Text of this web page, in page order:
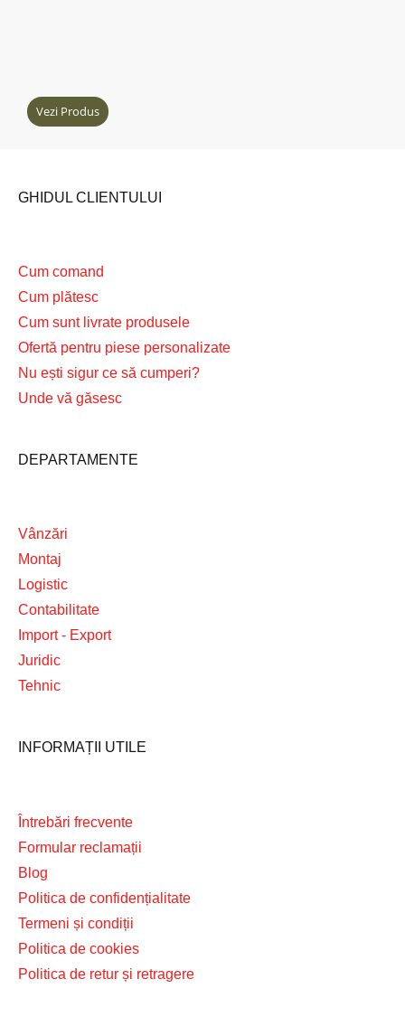
Vezi Produs
GHIDUL CLIENTULUI
Cum comand
Cum plătesc
Cum sunt livrate produsele
Ofertă pentru piese personalizate
Nu ești sigur ce să cumperi?
Unde vă găsesc
DEPARTAMENTE
Vânzări
Montaj
Logistic
Contabilitate
Import - Export
Juridic
Tehnic
INFORMAȚII UTILE
Întrebări frecvente
Formular reclamații
Blog
Politica de confidențialitate
Termeni și condiții
Politica de cookies
Politica de retur și retragere